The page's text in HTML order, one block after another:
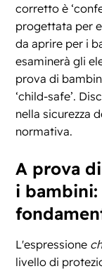
corretto è
progettata per
da aprire per i
esaminerà gli
prova di
‘child-safe’.
nella sicurezza
normativa.
A prova
i
L'espressione
livello di